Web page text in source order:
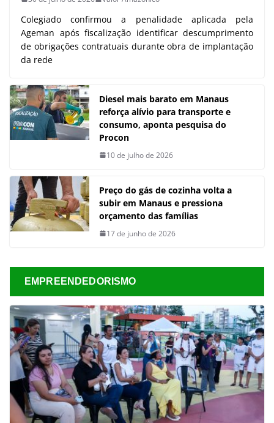
Colegiado confirmou a penalidade aplicada pela
Ageman após fiscalização identificar descumprimento
de obrigações contratuais durante obra de implantação
da rede
Diesel mais barato em Manaus
reforça alívio para transporte e
consumo, aponta pesquisa do
Procon
10 de julho de 2026
Preço do gás de cozinha volta a
subir em Manaus e pressiona
orçamento das famílias
17 de junho de 2026
EMPREENDEDORISMO